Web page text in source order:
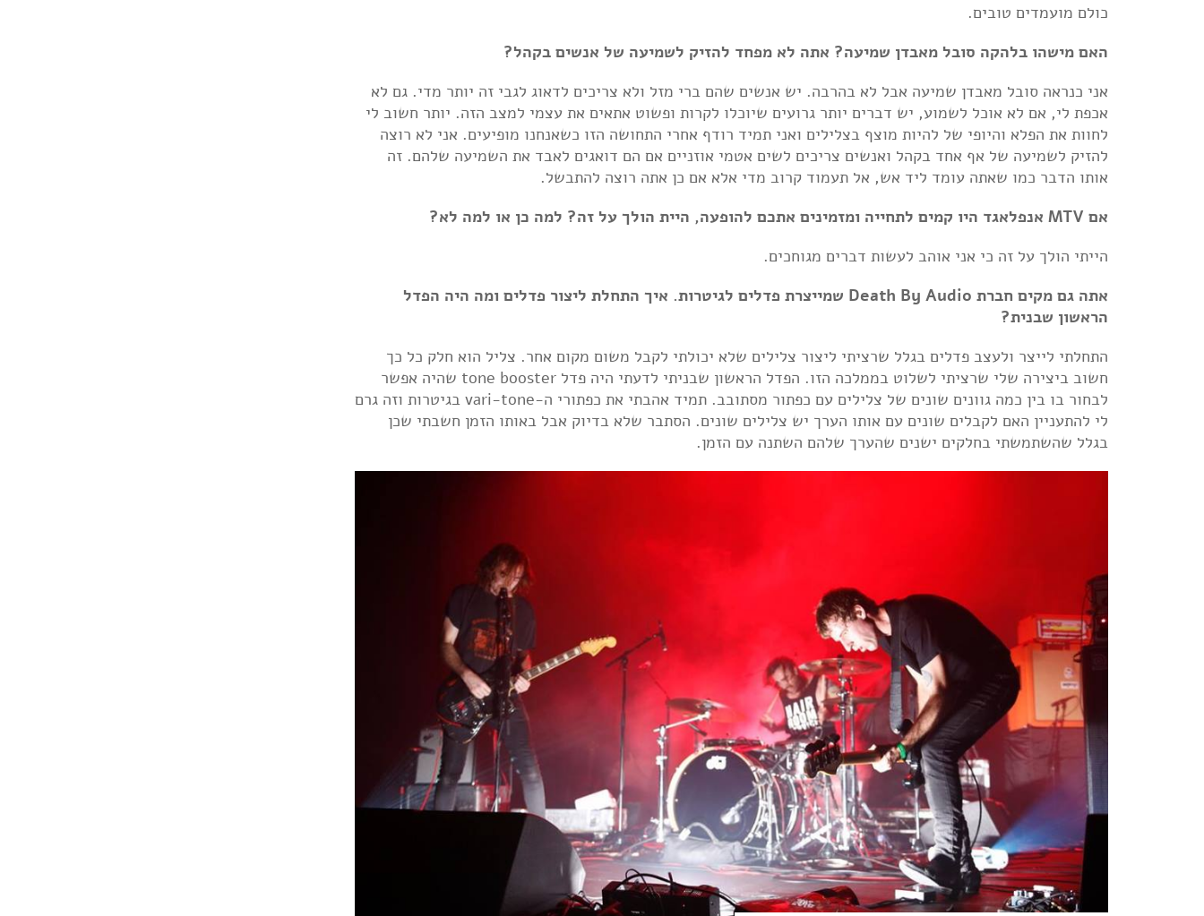
כולם מועמדים טובים.
האם מישהו בלהקה סובל מאבדן שמיעה? אתה לא מפחד להזיק לשמיעה של אנשים בקהל?
אני כנראה סובל מאבדן שמיעה אבל לא בהרבה. יש אנשים שהם ברי מזל ולא צריכים לדאוג לגבי זה יותר מדי. גם לא
אכפת לי, אם לא אוכל לשמוע, יש דברים יותר גרועים שיוכלו לקרות ופשוט אתאים את עצמי למצב הזה. יותר חשוב לי
לחוות את הפלא והיופי של להיות מוצף בצלילים ואני תמיד רודף אחרי התחושה הזו כשאנחנו מופיעים. אני לא רוצה
להזיק לשמיעה של אף אחד בקהל ואנשים צריכים לשים אטמי אוזניים אם הם דואגים לאבד את השמיעה שלהם. זה
אותו הדבר כמו שאתה עומד ליד אש, אל תעמוד קרוב מדי אלא אם כן אתה רוצה להתבשל.
אם MTV אנפלאגד היו קמים לתחייה ומזמינים אתכם להופעה, היית הולך על זה? למה כן או למה לא?
הייתי הולך על זה כי אני אוהב לעשות דברים מגוחכים.
אתה גם מקים חברת Death By Audio שמייצרת פדלים לגיטרות. איך התחלת ליצור פדלים ומה היה הפדל
הראשון שבנית?
התחלתי לייצר ולעצב פדלים בגלל שרציתי ליצור צלילים שלא יכולתי לקבל משום מקום אחר. צליל הוא חלק כל כך
חשוב ביצירה שלי שרציתי לשלוט בממלכה הזו. הפדל הראשון שבניתי לדעתי היה פדל tone booster שהיה אפשר
לבחור בו בין כמה גוונים שונים של צלילים עם כפתור מסתובב. תמיד אהבתי את כפתורי ה-vari-tone בגיטרות וזה גרם
לי להתעניין האם לקבלים שונים עם אותו הערך יש צלילים שונים. הסתבר שלא בדיוק אבל באותו הזמן חשבתי שכן
בגלל שהשתמשתי בחלקים ישנים שהערך שלהם השתנה עם הזמן.